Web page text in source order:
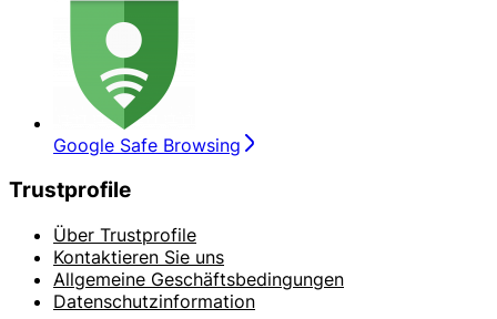
Google Safe Browsing
Trustprofile
Über Trustprofile
Kontaktieren Sie uns
Allgemeine Geschäftsbedingungen
Datenschutzinformation